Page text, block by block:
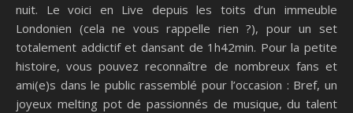
nuit. Le voici en Live depuis les toits d’un immeuble
Londonien (cela ne vous rappelle rien ?), pour un set
totalement addictif et dansant de 1h42min. Pour la petite
histoire, vous pouvez reconnaître de nombreux fans et
ami(e)s dans le public rassemblé pour l’occasion : Bref, un
joyeux melting pot de passionnés de musique, du talent